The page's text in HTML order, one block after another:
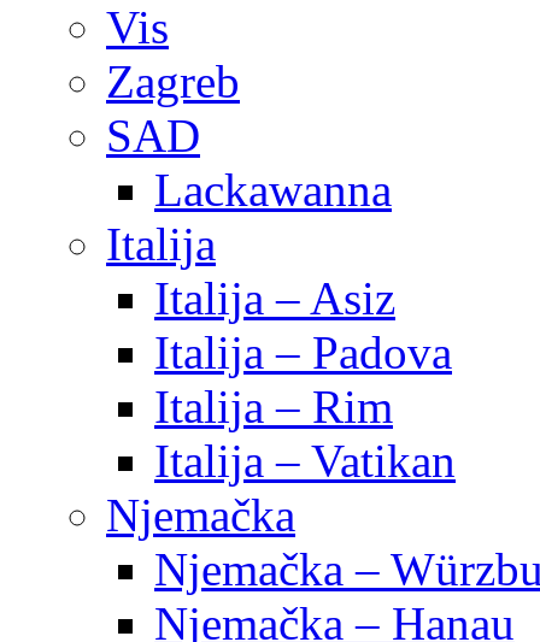
Vis
Zagreb
SAD
Lackawanna
Italija
Italija – Asiz
Italija – Padova
Italija – Rim
Italija – Vatikan
Njemačka
Njemačka –
Njemačka – Hanau